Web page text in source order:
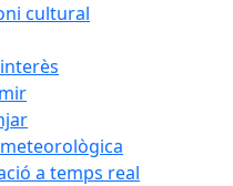
cultural
a temps real